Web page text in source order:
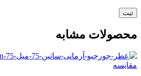
محصولات مشابه
مقایسه